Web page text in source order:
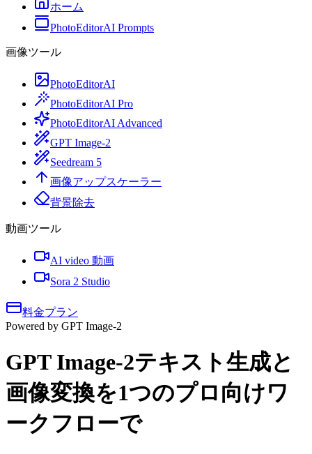
ホーム
PhotoEditorAI Prompts
画像ツール
PhotoEditorAI
PhotoEditorAI Pro
PhotoEditorAI Advanced
GPT Image-2
Seedream 5
画像アップスケーラー
背景除去
動画ツール
AI video 動画
Sora 2 Studio
料金プラン
Powered by GPT Image-2
GPT Image-2テキスト生成と
画像変換を1つのプロ向けワ
ークフローで